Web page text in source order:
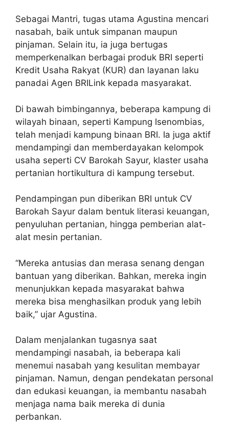
Sebagai Mantri, tugas utama Agustina mencari
nasabah, baik untuk simpanan maupun
pinjaman. Selain itu, ia juga bertugas
memperkenalkan berbagai produk BRI seperti
Kredit Usaha Rakyat (KUR) dan layanan laku
panadai Agen BRILink kepada masyarakat.
Di bawah bimbingannya, beberapa kampung di
wilayah binaan, seperti Kampung Isenombias,
telah menjadi kampung binaan BRI. Ia juga aktif
mendampingi dan memberdayakan kelompok
usaha seperti CV Barokah Sayur, klaster usaha
pertanian hortikultura di kampung tersebut.
Pendampingan pun diberikan BRI untuk CV
Barokah Sayur dalam bentuk literasi keuangan,
penyuluhan pertanian, hingga pemberian alat-
alat mesin pertanian.
“Mereka antusias dan merasa senang dengan
bantuan yang diberikan. Bahkan, mereka ingin
menunjukkan kepada masyarakat bahwa
mereka bisa menghasilkan produk yang lebih
baik,” ujar Agustina.
Dalam menjalankan tugasnya saat
mendampingi nasabah, ia beberapa kali
menemui nasabah yang kesulitan membayar
pinjaman. Namun, dengan pendekatan personal
dan edukasi keuangan, ia membantu nasabah
menjaga nama baik mereka di dunia
perbankan.